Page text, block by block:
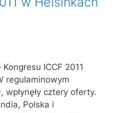
ICCF 2011
regulaminowym
wpłynęły cztery oferty.
Polska i